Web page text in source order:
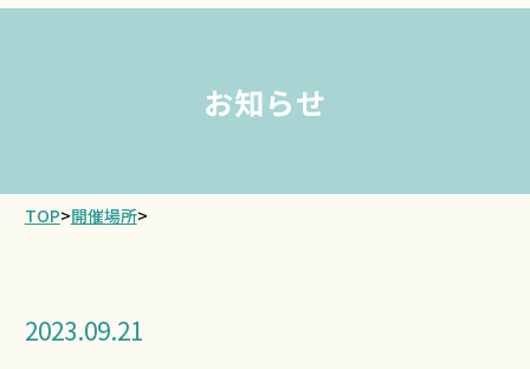
お知らせ
TOP>開催場所>
2023.09.21